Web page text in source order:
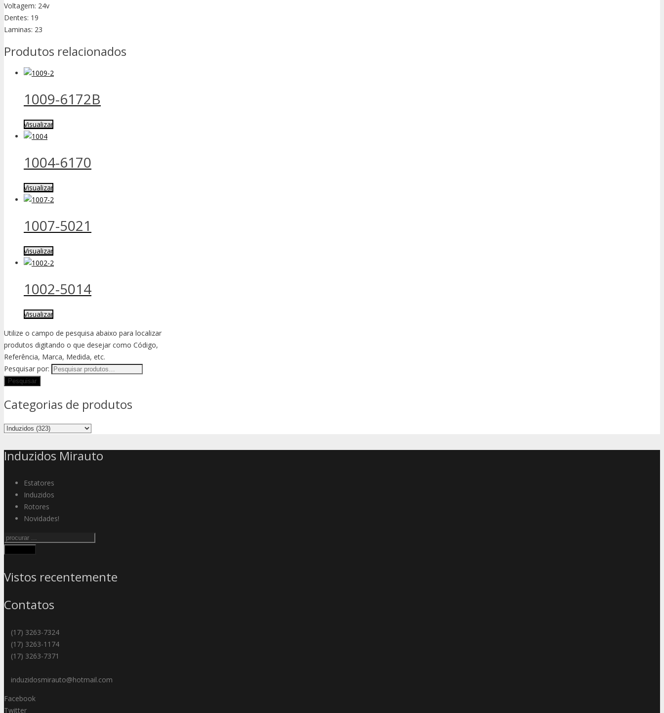
Voltagem: 24v
Dentes: 19
Laminas: 23
Produtos relacionados
1009-6172B
Visualizar
1004-6170
Visualizar
1007-5021
Visualizar
1002-5014
Visualizar
Utilize o campo de pesquisa abaixo para localizar
produtos digitando o que desejar como Código,
Referência, Marca, Medida, etc.
Pesquisar por:
Categorias de produtos
Induzidos Mirauto
Estatores
Induzidos
Rotores
Novidades!
Vistos recentemente
Contatos
(17) 3263-7324
(17) 3263-1174
(17) 3263-7371
induzidosmirauto@hotmail.com
Facebook
Twitter